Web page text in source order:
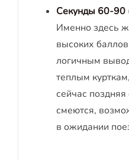
Секунды 60-90
Именно здесь
высоких
логичным
теплым
сейчас
смеются,
в ожидании